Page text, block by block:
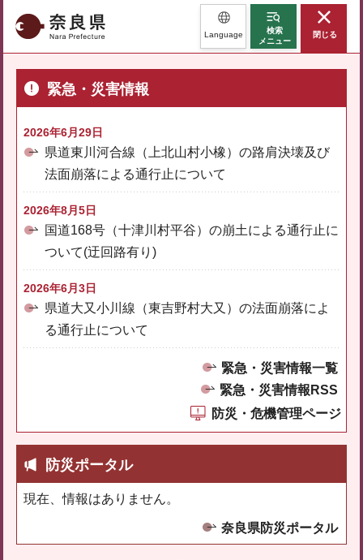
奈良県 Language
検索
メニュー
閉じる
緊急・災害情報
2026年6月29日
県道東川河合線（上北山村小橡）の路肩決壊及び
法面崩落による通行止について
2026年8月5日
国道168号（十津川村平谷）の崩土による通行止に
ついて(迂回路有り)
2026年6月3日
県道大又小川線（東吉野村大又）の法面崩落によ
る通行止について
緊急・災害情報一覧
緊急・災害情報RSS
防災・危機管理ページ
防災ポータル
現在、情報はありません。
奈良県防災ポータル